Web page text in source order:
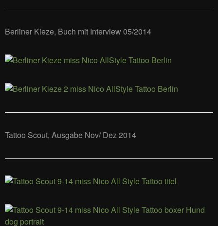
Berliner Kieze, Buch mit Interview 05/2014
Tattoo Scout, Ausgabe Nov/ Dez 2014